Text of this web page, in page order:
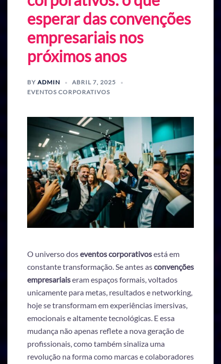
esperar das convenções
empresariais nos
próximos anos
BY ADMIN
ABRIL 7, 2025
EVENTOS CORPORATIVOS
O universo doseventos corporativosestá em
constante transformação. Se antes asconvenções
empresariaiseram espaços formais, voltados
unicamente para metas, resultados e networking,
hoje se transformam em experiências imersivas,
emocionais e altamente tecnológicas. E essa
mudança não apenas reflete a nova geração de
profissionais, como também sinaliza uma
revolução na forma como marcas e colaboradores